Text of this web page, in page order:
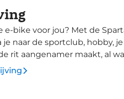
c-Ready fiets je met gemak en plezier naar
je naar de sportclub, hobby,
rit aangenamer maakt, al
van deze c-Ready Fit is heerlijk